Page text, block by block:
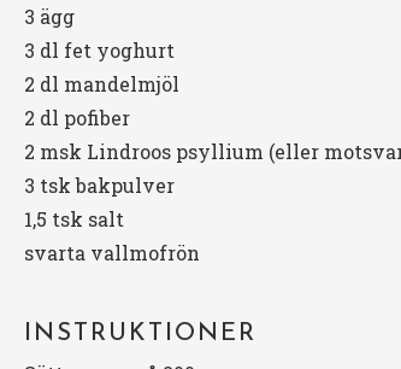
3 ägg
3 dl fet yoghurt
2 dl mandelmjöl
2 dl pofiber
2 msk Lindroos psyllium (eller
3 tsk bakpulver
1,5 tsk salt
svarta vallmofrön
INSTRUKTIONER